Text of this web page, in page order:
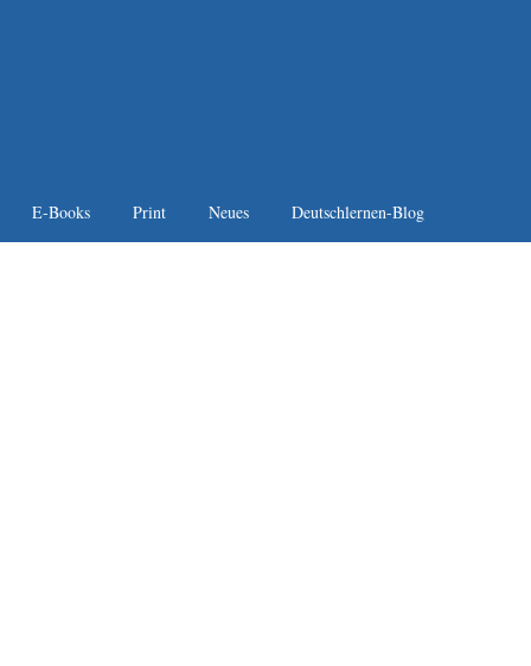
E-Books Print Neues Deutschlernen-Blog